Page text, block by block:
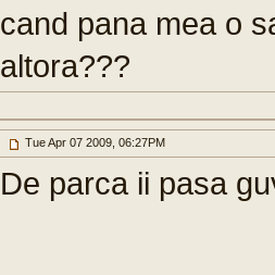
cand pana mea o
altora???
Tue Apr 07 2009, 06:27PM
De parca ii pasa